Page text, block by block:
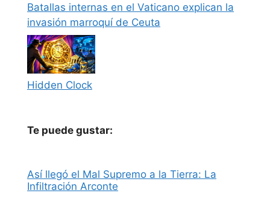
Batallas internas en el Vaticano explican la
invasión marroquí de Ceuta
Hidden Clock
Te puede gustar:
Así llegó el Mal Supremo a la Tierra: La
Infiltración Arconte